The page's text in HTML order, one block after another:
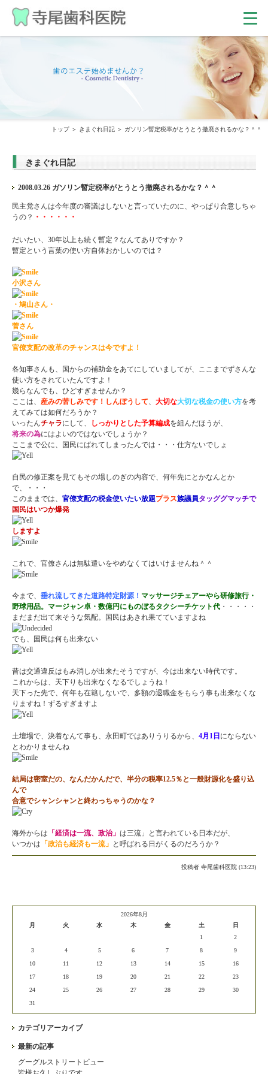
トップ きまぐれ日記 ガソリン暫定税率がとうとう撤廃されるかな？＾＾
きまぐれ日記
2008.03.26 ガソリン暫定税率がとうとう撤廃されるかな？＾＾
民主党さんは今年度の審議はしないと言っていたのに、やっぱり合意しちゃ
うの？ ・・・・・・
だいたい、30年以上も続く暫定？なんてありですか？
暫定という言葉の使い方自体おかしいのでは？
小沢さん
・鳩山さん・
菅さん
官僚支配の改革のチャンスは今ですよ！
各知事さんも、国からの補助金をあてにしていましてが、ここまでずさんな
使い方をされていたんですよ！
幾らなんでも、ひどすぎませんか？
ここは、 産みの苦しみです！しんぼうして、 大切な大切な税金の使い方を考
えてみては如何だろうか？
いったんチャラにして、 しっかりとした予算編成を組んだほうが、
将来の為にはよいのではないでしょうか？
ここまで公に、国民にばれてしまったんでは・・・仕方ないでしょ
自民の修正案を見てもその場しのぎの内容で、何年先にとかなんとか
で、・・・
このままでは、 官僚支配の税金使いたい放題プラス族議員タッググマッチで
国民はいつか爆発
しますよ
これで、官僚さんは無駄遣いをやめなくてはいけませんね＾＾
今まで、 垂れ流してきた道路特定財源！ マッサージチェアーやら研修旅行・
野球用品。マージャン卓・数億円にものぼるタクシーチケット代 ・・・・・
まだまだ出て来そうな気配。国民はあきれ果てていますよね
でも、国民は何も出来ない
昔は交通違反はもみ消しが出来たそうですが、今は出来ない時代です。
これからは、天下りも出来なくなるでしょうね！
天下った先で、何年も在籍しないで、多額の退職金をもらう事も出来なくな
りますね！ずるすぎますよ
土壇場で、決着なんて事も、永田町ではありうりるから、 4月1日 にならない
とわかりませんね
結局は密室だの、なんだかんだで、半分の税率12.5％と一般財源化を盛り込
んで
合意でシャンシャンと終わっちゃうのかな？
海外からは 「経済は一流、政治」 は三流」と言われている日本だが、
いつかは 「政治も経済も一流」 と呼ばれる日がくるのだろうか？
投稿者 寺尾歯科医院 (13:23)
2026年8月
月
火 水 木 金 土
日
1
2
3
4 5 6 7 8
9
10
11 12 13 14 15
16
17
18 19 20 21 22
23
24
25 26 27 28 29
30
31
カテゴリアーカイブ
最新の記事
グーグルストリートビュー